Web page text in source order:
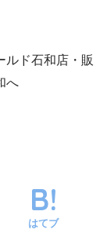
はてブ